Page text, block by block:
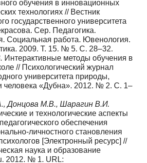
обучения в инновационных
технологиях // Вестник
государственного университета
Сер. Педагогика.
Социальная работа. Ювенология.
2009. Т. 15. № 5. С. 28–32.
Интерактивные методы обучения в
// Психологический журнал
университета природы,
человека «Дубна». 2012. № 2. С. 1–
Донцова М.В., Шарагин В.И.
и технологические аспекты
обеспечения
личностного становления
[Электронный ресурс] //
наука и образование
2012. № 1. URL: